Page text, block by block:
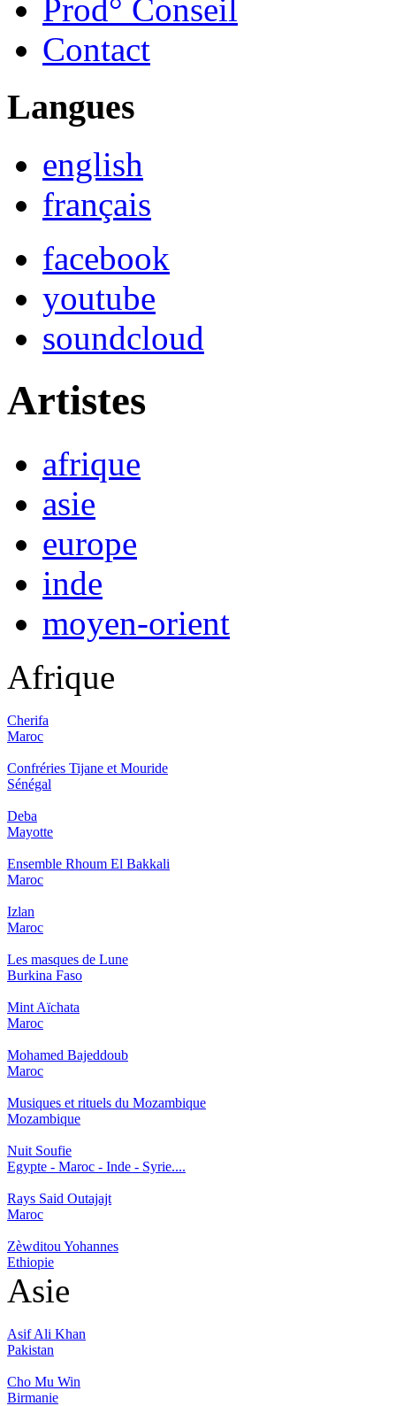
Prod° Conseil
Contact
Langues
english
français
facebook
youtube
soundcloud
Artistes
afrique
asie
europe
inde
moyen-orient
Afrique
Cherifa
Maroc
Confréries Tijane et Mouride
Sénégal
Deba
Mayotte
Ensemble Rhoum El Bakkali
Maroc
Izlan
Maroc
Les masques de Lune
Burkina Faso
Mint Aïchata
Maroc
Mohamed Bajeddoub
Maroc
Musiques et rituels du Mozambique
Mozambique
Nuit Soufie
Egypte - Maroc - Inde - Syrie....
Rays Said Outajajt
Maroc
Zèwditou Yohannes
Ethiopie
Asie
Asif Ali Khan
Pakistan
Cho Mu Win
Birmanie